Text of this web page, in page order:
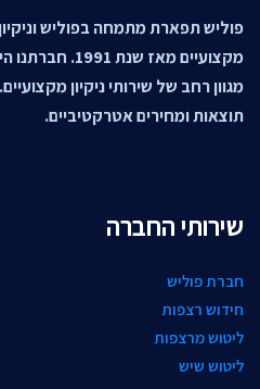
פוליש תפארת מתמחה בפוליש
מקצועיים מאז
מגוון רחב של שירותי ניקיון
תוצאות ומחירים אטרקטיביים.
שירותי החברה
חברת פוליש
חידוש רצפות
ליטוש מרצפות
ליטוש שיש